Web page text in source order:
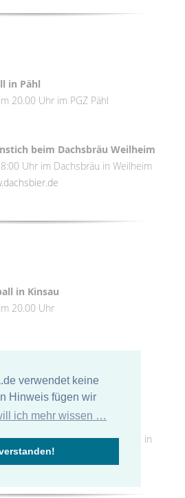
verwendet keine
Hinweis fügen wir
ich mehr wissen …
in Pähl
20.00 Uhr im PGZ Pähl
beim Dachsbräu Weilheim
Uhr im Dachsbräu in Weilheim
in Kinsau
20.00 Uhr
20.00 Uhr
Peißenberg
18.00 Uhr im Gasthof zur Post in